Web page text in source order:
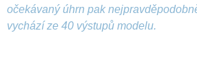
očekávaný úhrn pak
vychází ze 40 výstupů modelu.